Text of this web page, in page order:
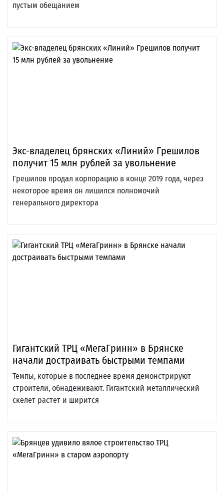
пустым обещанием
Экс-владелец брянских «Линий» Грешилов
получит 15 млн рублей за увольнение
Грешилов продал корпорацию в конце 2019 года, через
некоторое время он лишился полномочий
генерального директора
Гигантский ТРЦ «МегаГринн» в Брянске
начали достраивать быстрыми темпами
Темпы, которые в последнее время демонстрируют
строители, обнадеживают. Гигантский металлический
скелет растет и ширится